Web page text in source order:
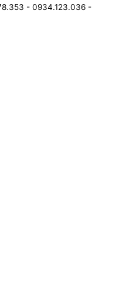
- 0934.123.036 -